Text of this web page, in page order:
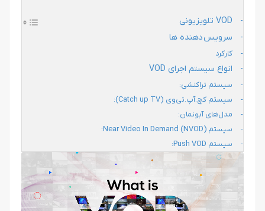
VOD تلویزیونی
سرویس دهنده ها
کارکرد
انواع سیستم اجرای VOD
سیستم تراکنشی:
سیستم کچ.آپ.تی‌وی (Catch up TV):
مدل‌های آبونمان:
سیستم Near Video In Demand (NVOD):
سیستم Push VOD: